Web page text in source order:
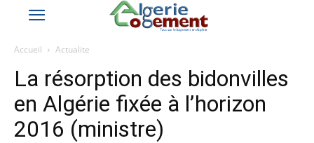
Accueil Actualite
La résorption des bidonvilles
en Algérie fixée à l’horizon
2016 (ministre)